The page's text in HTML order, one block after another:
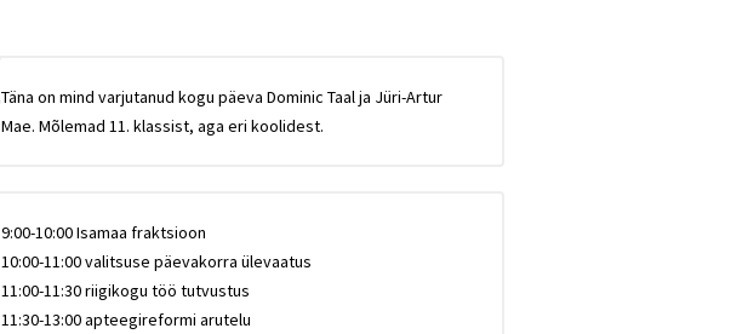
Täna on mind varjutanud kogu päeva Dominic Taal ja Jüri-Artur
Mae. Mõlemad 11. klassist, aga eri koolidest.
9:00-10:00 Isamaa fraktsioon
10:00-11:00 valitsuse päevakorra ülevaatus
11:00-11:30 riigikogu töö tutvustus
11:30-13:00 apteegireformi arutelu